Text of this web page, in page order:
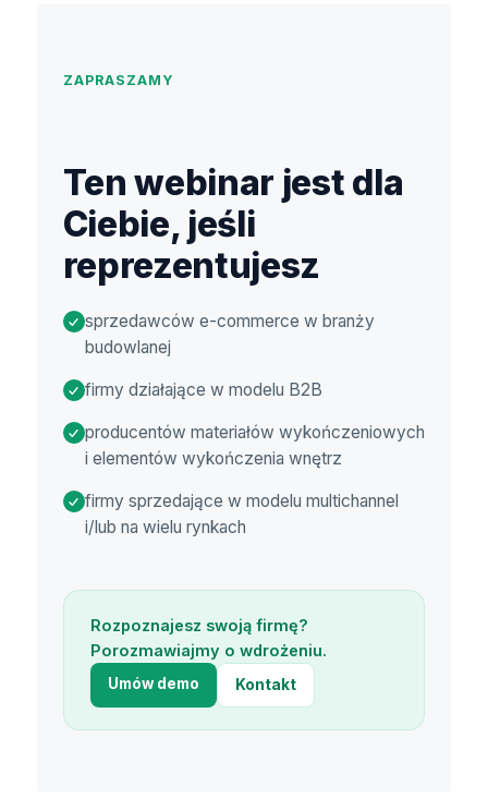
ZAPRASZAMY
Ten webinar jest dla
Ciebie, jeśli
reprezentujesz
sprzedawców e-commerce w branży
budowlanej
firmy działające w modelu B2B
producentów materiałów wykończeniowych
i elementów wykończenia wnętrz
firmy sprzedające w modelu multichannel
i/lub na wielu rynkach
Rozpoznajesz swoją firmę?
Porozmawiajmy o wdrożeniu.
Umów demo Kontakt